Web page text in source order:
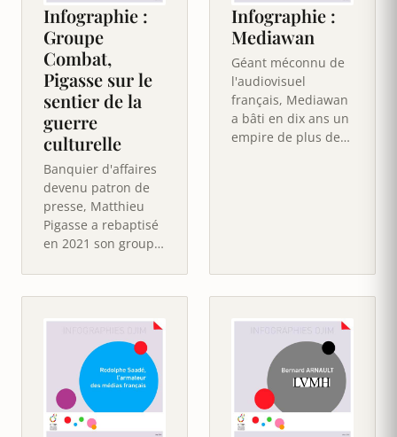
Infographie :
Groupe
Combat,
Pigasse sur le
sentier de la
guerre
culturelle
Banquier d'affaires
devenu patron de
presse, Matthieu
Pigasse a rebaptisé
en 2021 son groupe
un programme :
Combat.…
Infographie :
Mediawan
Géant méconnu de
l'audiovisuel
français, Mediawan
a bâti en dix ans un
empire de plus de